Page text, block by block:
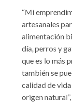
“Mi
artesanales
alimentación
día, perros y
que es lo más
también se
calidad de
origen